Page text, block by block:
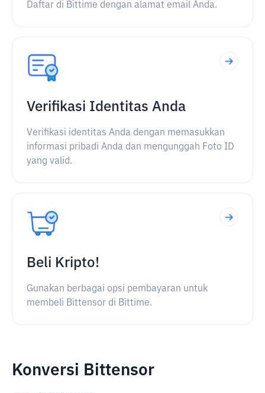
Daftar di Bittime dengan alamat email Anda.
Verifikasi Identitas Anda
Verifikasi identitas Anda dengan memasukkan
informasi pribadi Anda dan mengunggah Foto ID
yang valid.
Beli Kripto!
Gunakan berbagai opsi pembayaran untuk
membeli Bittensor di Bittime.
Konversi Bittensor